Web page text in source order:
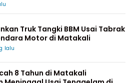
Truk Tangki BBM Usai Tabrak
Motor di Matakali
lalu
8 Tahun di Matakali